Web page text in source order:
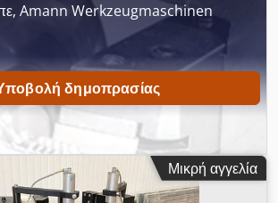
Amann Werkzeugmaschinen
δημοπρασίας
Μικρή αγγελία